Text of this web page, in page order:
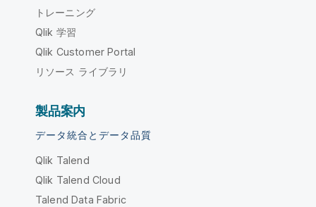
トレーニング
Qlik 学習
Qlik Customer Portal
リソース ライブラリ
製品案内
データ統合とデータ品質
Qlik Talend
Qlik Talend Cloud
Talend Data Fabric